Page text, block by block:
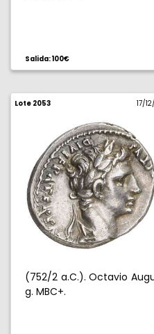
Salida: 100€
Lote 2053 17/
(752/2 a.C.). Octavio
g. MBC+.